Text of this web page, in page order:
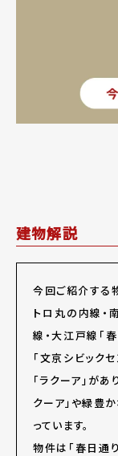
建物解説
今回ご紹介する
トロ丸の内線・
線・大江戸線「
「文京シビック
「ラクーア」が
クーア」や緑豊
っています。
物件は「春日通